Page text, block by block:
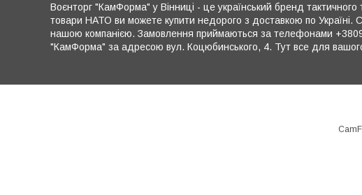
Воєнторг "КамФорма" у Вінниці - це український бренд тактичного
товари НАТО ви можете купити недорого з доставкою по Україні.
нашою компанією. Замовлення приймаються за телефонами
"КамФорма" за адресою вул. Коцюбинського, 4. Тут все для